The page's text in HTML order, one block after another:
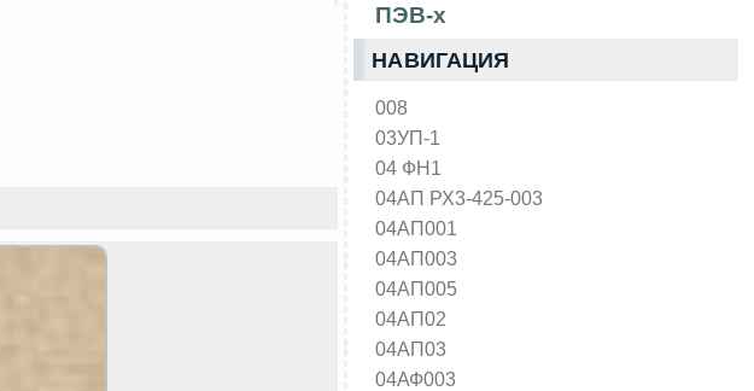
ПЭВ-х
НАВИГАЦИЯ
008
03УП-1
04 ФН1
04АП РХ3-425-003
04АП001
04АП003
04АП005
04АП02
04АП03
04АФ003